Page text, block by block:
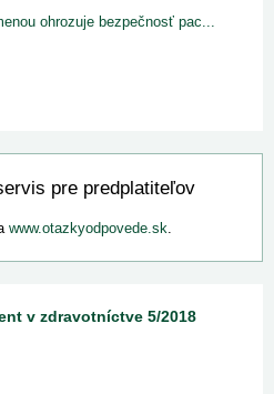
ohrozuje bezpečnosť pac...
pre predplatiteľov
www.otazkyodpovede.sk.
v zdravotníctve 5/2018